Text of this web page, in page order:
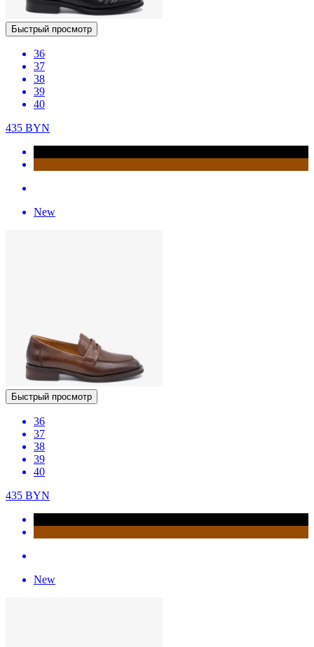
Быстрый просмотр
36
37
38
39
40
435 BYN
New
Быстрый просмотр
36
37
38
39
40
435 BYN
New